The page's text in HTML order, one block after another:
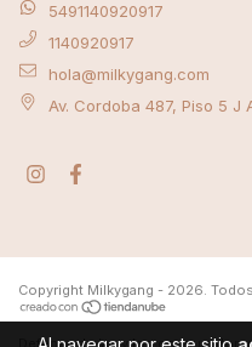
5491140920917
1140920917
hola@milkygang.com
Av. Cordoba 487, Piso 5 J
Copyright Milkygang - 2026.